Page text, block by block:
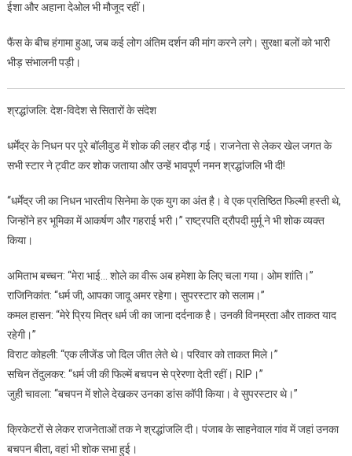
ईशा और अहाना देओल भी मौजूद रहीं।
फैंस के बीच हंगामा हुआ, जब कई लोग अंतिम दर्शन की मांग करने लगे। सुरक्षा बलों को भारी
भीड़ संभालनी पड़ी।
श्रद्धांजलि: देश-विदेश से सितारों के संदेश
धर्मेंद्र के निधन पर पूरे बॉलीवुड में शोक की लहर दौड़ गई। राजनेता से लेकर खेल जगत के
सभी स्टार ने ट्वीट कर शोक जताया और उन्हें भावपूर्ण नमन श्रद्धांजलि भी दी!
“धर्मेंद्र जी का निधन भारतीय सिनेमा के एक युग का अंत है। वे एक प्रतिष्ठित फिल्मी हस्ती थे,
जिन्होंने हर भूमिका में आकर्षण और गहराई भरी।” राष्ट्रपति द्रौपदी मुर्मू ने भी शोक व्यक्त
किया।
अमिताभ बच्चन: “मेरा भाई… शोले का वीरू अब हमेशा के लिए चला गया। ओम शांति।”
राजिनिकांत: “धर्म जी, आपका जादू अमर रहेगा। सुपरस्टार को सलाम।”
कमल हासन: “मेरे प्रिय मित्र धर्म जी का जाना दर्दनाक है। उनकी विनम्रता और ताकत याद
रहेगी।”
विराट कोहली: “एक लीजेंड जो दिल जीत लेते थे। परिवार को ताकत मिले।”
सचिन तेंदुलकर: “धर्म जी की फिल्में बचपन से प्रेरणा देती रहीं। RIP।”
जुही चावला: “बचपन में शोले देखकर उनका डांस कॉपी किया। वे सुपरस्टार थे।”
क्रिकेटरों से लेकर राजनेताओं तक ने श्रद्धांजलि दी। पंजाब के साहनेवाल गांव में जहां उनका
बचपन बीता, वहां भी शोक सभा हुई।